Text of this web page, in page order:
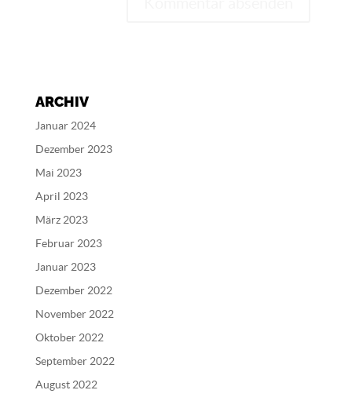
r
n
i
v
ARCHIV
Januar 2024
Dezember 2023
Mai 2023
April 2023
März 2023
Februar 2023
Januar 2023
Dezember 2022
November 2022
Oktober 2022
September 2022
August 2022